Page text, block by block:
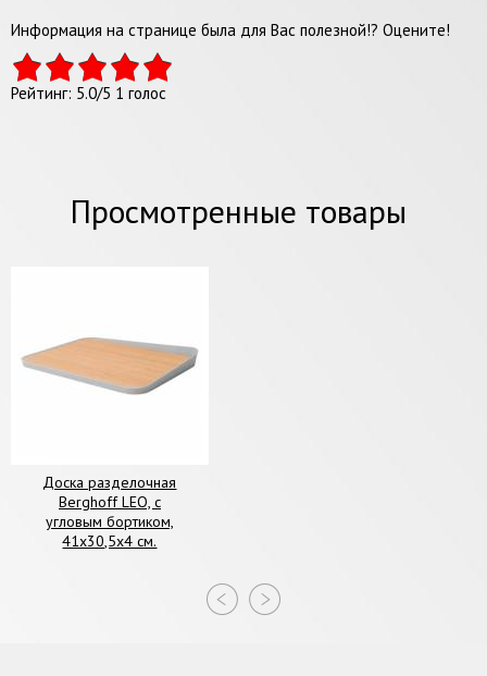
Информация на странице была для Вас полезной!? Оцените!
Рейтинг: 5.0/5 1 голос
Просмотренные товары
Доска разделочная
Berghoff LEO, с
угловым бортиком,
41х30,5х4 см.